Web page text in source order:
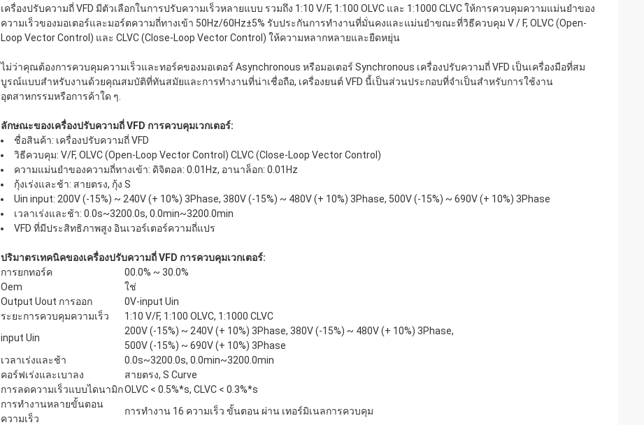
เครื่องปรับความถี่ VFD มีตัวเลือกในการปรับความเร็วหลายแบบ รวมถึง 1:10 V/F, 1:100 OLVC และ 1:1000 CLVC ให้การควบคุมความแม่นยําของ
ความเร็วของมอเตอร์และมอร์ตความถี่ทางเข้า 50Hz/60Hz±5% รับประกันการทํางานที่มั่นคงและแม่นยําขณะที่วิธีควบคุม V / F, OLVC (Open-
Loop Vector Control) และ CLVC (Close-Loop Vector Control) ให้ความหลากหลายและยืดหยุ่น
ไม่ว่าคุณต้องการควบคุมความเร็วและทอร์คของมอเตอร์ Asynchronous หรือมอเตอร์ Synchronous เครื่องปรับความถี่ VFD เป็นเครื่องมือที่สม
บูรณ์แบบสําหรับงานด้วยคุณสมบัติที่ทันสมัยและการทํางานที่น่าเชื่อถือ, เครื่องยนต์ VFD นี้เป็นส่วนประกอบที่จําเป็นสําหรับการใช้งาน
อุตสาหกรรมหรือการค้าใด ๆ.
ลักษณะของเครื่องปรับความถี่ VFD การควบคุมเวกเตอร์:
ชื่อสินค้า: เครื่องปรับความถี่ VFD
วิธีควบคุม: V/F, OLVC (Open-Loop Vector Control) CLVC (Close-Loop Vector Control)
ความแม่นยําของความถี่ทางเข้า: ดิจิตอล: 0.01Hz, อานาล็อก: 0.01Hz
กุ้งเร่งและช้า: สายตรง, กุ้ง S
Uin input: 200V (-15%) ~ 240V (+ 10%) 3Phase, 380V (-15%) ~ 480V (+ 10%) 3Phase, 500V (-15%) ~ 690V (+ 10%) 3Phase
เวลาเร่งและช้า: 0.0s~3200.0s, 0.0min~3200.0min
VFD ที่มีประสิทธิภาพสูง อินเวอร์เตอร์ความถี่แปร
ปริมาตรเทคนิคของเครื่องปรับความถี่ VFD การควบคุมเวกเตอร์:
การยกทอร์ค
00.0% ~ 30.0%
Oem
ใช่
Output Uout การออก
0V-input Uin
ระยะการควบคุมความเร็ว
1:10 V/F, 1:100 OLVC, 1:1000 CLVC
input Uin
200V (-15%) ~ 240V (+ 10%) 3Phase, 380V (-15%) ~ 480V (+ 10%) 3Phase,
500V (-15%) ~ 690V (+ 10%) 3Phase
เวลาเร่งและช้า
0.0s~3200.0s, 0.0min~3200.0min
คอร์ฟเร่งและเบาลง
สายตรง, S Curve
การลดความเร็วแบบไดนามิกOLVC < 0.5%*s, CLVC < 0.3%*s
การทํางานหลายขั้นตอน
ความเร็ว
การทํางาน 16 ความเร็ว ขั้นตอน ผ่าน เทอร์มิเนลการควบคุม